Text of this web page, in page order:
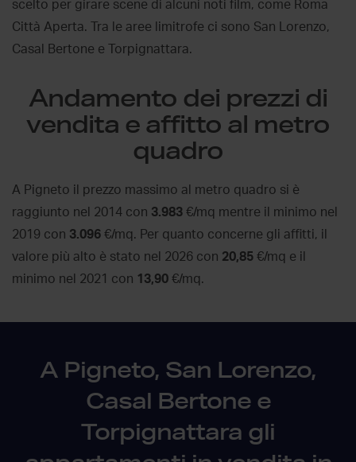
scelto per girare scene di alcuni noti film, come Roma
Città Aperta. Tra le aree limitrofe ci sono San Lorenzo,
Casal Bertone e Torpignattara.
Andamento dei prezzi di
vendita e affitto al metro
quadro
A Pigneto il prezzo massimo al metro quadro si è
raggiunto nel 2014 con 3.983 €/mq mentre il minimo nel
2019 con 3.096 €/mq. Per quanto concerne gli affitti, il
valore più alto è stato nel 2026 con 20,85 €/mq e il
minimo nel 2021 con 13,90 €/mq.
A Pigneto, San Lorenzo,
Casal Bertone e
Torpignattara gli